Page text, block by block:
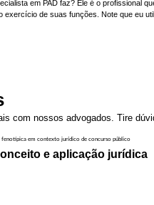
em PAD faz? Ele é o profissional
exercício de suas funções. Note que eu
com nossos advogados. Tire
e aplicação jurídica